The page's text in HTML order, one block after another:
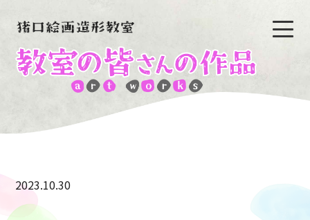
2023.10.30